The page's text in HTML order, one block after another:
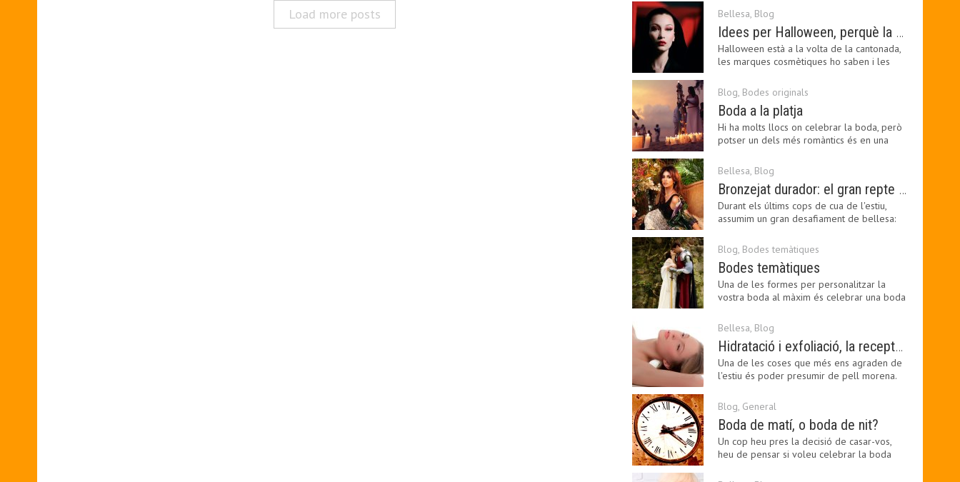
Load more posts
Bellesa, Blog
Idees per Halloween, perquè la bellesa pot ser terrorífica
Halloween està a la volta de la cantonada,
les marques cosmètiques ho saben i les
Blog, Bodes originals
Boda a la platja
Hi ha molts llocs on celebrar la boda, però
potser un dels més romàntics és en una
Bellesa, Blog
Bronzejat durador: el gran repte beauty del final de l’estiu
Durant els últims cops de cua de l'estiu,
assumim un gran desafiament de bellesa:
Blog, Bodes temàtiques
Bodes temàtiques
Una de les formes per personalitzar la
vostra boda al màxim és celebrar una boda
Bellesa, Blog
Hidratació i exfoliació, la recepta per mantenir el bronzejat
Una de les coses que més ens agraden de
l'estiu és poder presumir de pell morena.
Blog, General
Boda de matí, o boda de nit?
Un cop heu pres la decisió de casar-vos,
heu de pensar si voleu celebrar la boda